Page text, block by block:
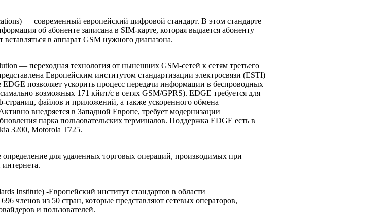
— современный европейский цифровой стандарт. В этом стандарте
об абоненте записана в SIM-карте, которая выдается абоненту
в аппарат GSM нужного диапазона.
— переходная технология от нынешних GSM-сетей к сетям третьего
Европейским институтом стандартизации электросвязи (ESTI)
EDGE позволяет ускорить процесс передачи информации в беспроводных
возможных 171 кйит/с в сетях GSM/GPRS). EDGE требуется для
страниц, файлов и приложений, а также ускоренного обмена
внедряется в Западной Европе, требует модернизации
парка пользовательских терминалов. Поддержка EDGE есть в
3200, Motorola T725.
для удаленных торговых операций, производимых при
Institute) -Европейский институт стандартов в области
членов из 50 стран, которые представляют сетевых операторов,
и пользователей.